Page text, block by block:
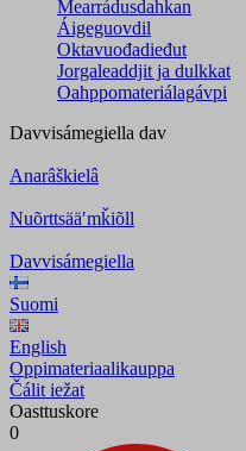
Mearrádusdahkan
Áigeguovdil
Oktavuođadieđut
Jorgaleaddjit ja dulkkat
Oahppomateriálagávpi
Davvisámegiella dav
Anarâškielâ
Nuõrttsääʹmǩiõll
Davvisámegiella
Suomi
English
Oppimateriaalikauppa
Čálit iežat
Oasttuskore
0